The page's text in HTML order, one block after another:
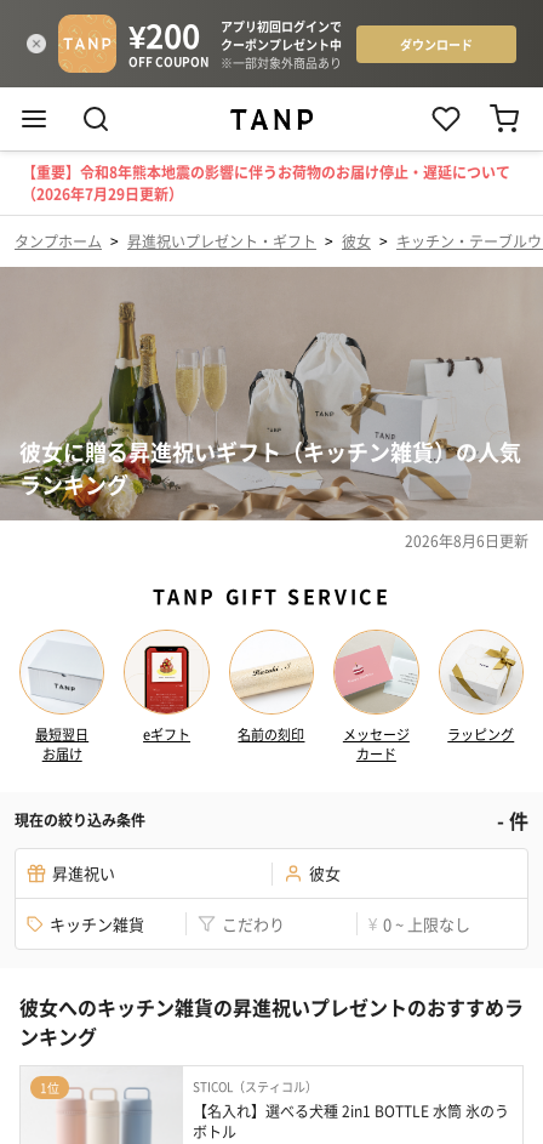
【重要】令和8年熊本地震の影響に伴うお荷物のお届け停止・遅延について
（2026年7月29日更新）
タンプホーム > 昇進祝いプレゼント・ギフト > 彼女 > キッチン・テーブル
彼女に贈る昇進祝いギフト（キッチン雑貨）の人気
ランキング
2026年8月6日更新
TANP GIFT SERVICE
最短翌日
お届け
eギフト 名前の刻印
メッセージ
カード
ラッピング
現在の絞り込み条件 -件
昇進祝い 彼女
キッチン雑貨 こだわり ¥ 0 ~ 上限なし
彼女へのキッチン雑貨の昇進祝いプレゼントのおすすめラ
ンキング
1位 STICOL（スティコル）
【名入れ】選べる犬種 2in1 BOTTLE 水筒 氷のう
ボトル